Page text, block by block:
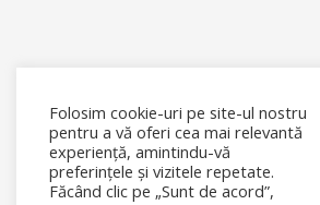
Folosim cookie-uri pe site-ul nostru
pentru a vă oferi cea mai relevantă
experiență, amintindu-vă
preferințele și vizitele repetate.
Făcând clic pe „Sunt de acord”,